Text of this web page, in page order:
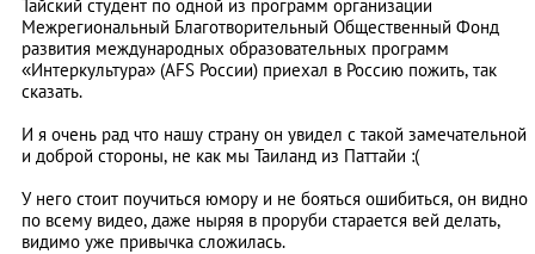
Тайский студент по одной из программ организации
Межрегиональный Благотворительный Общественный Фонд
развития международных образовательных программ
«Интеркультура» (AFS России) приехал в Россию пожить, так
сказать.
И я очень рад что нашу страну он увидел с такой замечательной
и доброй стороны, не как мы Таиланд из Паттайи :(
У него стоит поучиться юмору и не бояться ошибиться, он видно
по всему видео, даже ныряя в проруби старается вей делать,
видимо уже привычка сложилась.